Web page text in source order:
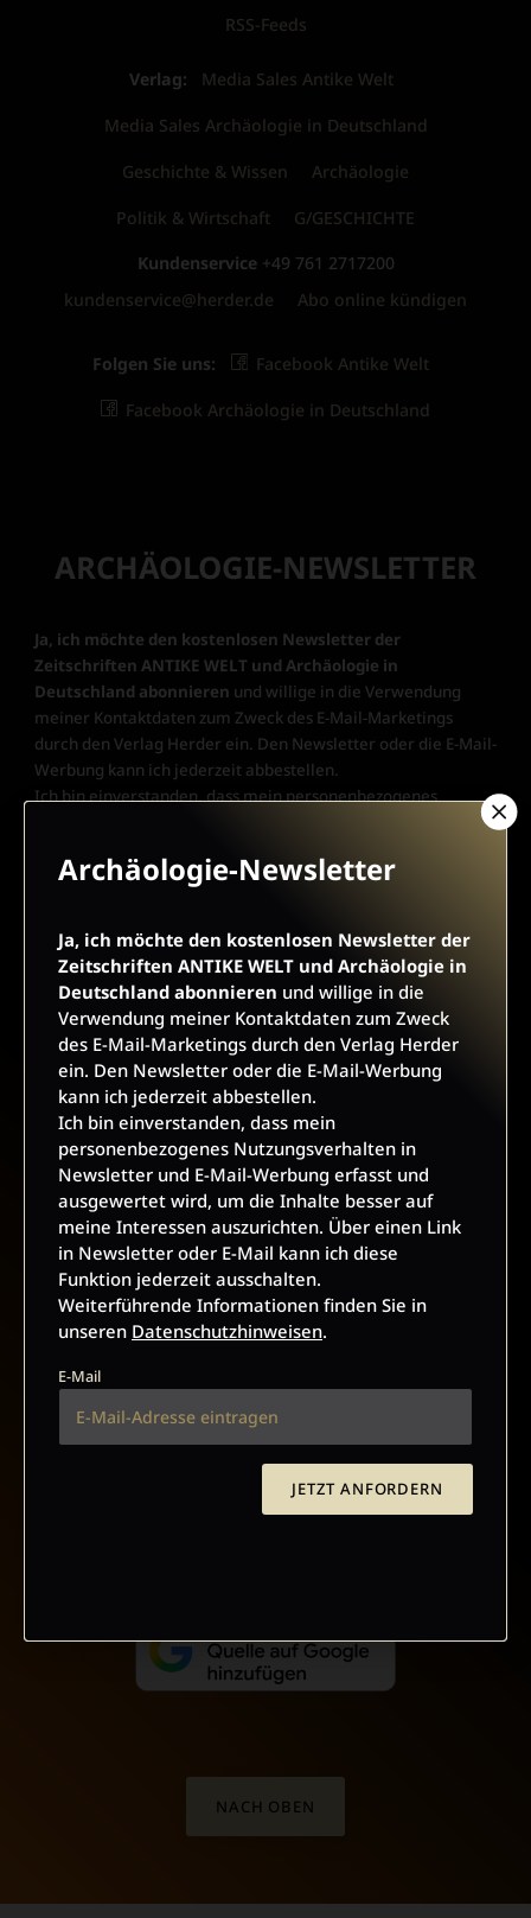
RSS-Feeds
Verlag: Media Sales Antike Welt
Media Sales Archäologie in Deutschland
Geschichte & Wissen Archäologie
Politik & Wirtschaft G/GESCHICHTE
Kundenservice +49 761 2717200
kundenservice@herder.de
Abo online kündigen
Folgen Sie uns: Facebook Antike Welt
Facebook Archäologie in Deutschland
ARCHÄOLOGIE-NEWSLETTER
Ja, ich möchte den kostenlosen Newsletter der
Zeitschriften ANTIKE WELT und Archäologie in
Deutschland abonnieren und willige in die Verwendung
meiner Kontaktdaten zum Zweck des E-Mail-Marketings
durch den Verlag Herder ein. Den Newsletter oder die E-Mail-
Werbung kann ich jederzeit abbestellen.
Ich bin einverstanden, dass mein personenbezogenes
Nutzungsverhalten in Newsletter und E-Mail-Werbung erfasst
Interessen auszurichten. Über einen Link in Newsletter oder
Datenschutzhinweisen.
E-Mail
AGB UND WIDERRUFSBELEHRUNG DATENSCHUTZ
VERTRAG WIDERRUFEN
ABO ONLINE KÜNDIGEN
NACH OBEN
Archäologie-Newsletter
Ja, ich möchte den kostenlosen Newsletter der
Zeitschriften ANTIKE WELT und Archäologie in
Deutschland abonnieren und willige in die
Verwendung meiner Kontaktdaten zum Zweck
des E-Mail-Marketings durch den Verlag Herder
ein. Den Newsletter oder die E-Mail-Werbung
kann ich jederzeit abbestellen.
Ich bin einverstanden, dass mein
personenbezogenes Nutzungsverhalten in
Newsletter und E-Mail-Werbung erfasst und
ausgewertet wird, um die Inhalte besser auf
meine Interessen auszurichten. Über einen Link
in Newsletter oder E-Mail kann ich diese
Funktion jederzeit ausschalten.
Weiterführende Informationen finden Sie in
unseren Datenschutzhinweisen.
E-Mail
JETZT ANFORDERN